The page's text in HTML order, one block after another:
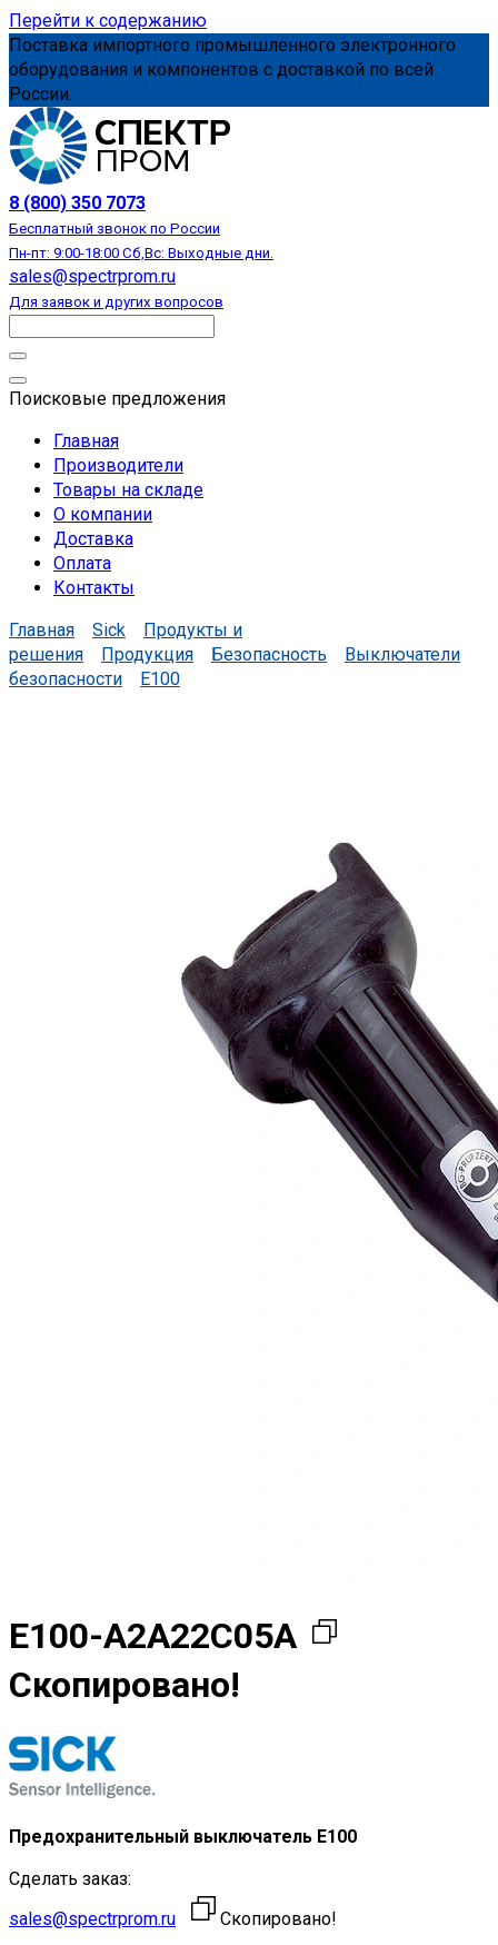
Перейти к содержанию
Поставка импортного промышленного электронного
оборудования и компонентов с доставкой по всей
России.
8 (800) 350 7073
Бесплатный звонок по России
Пн-пт: 9:00-18:00 Сб,Вс: Выходные дни.
sales@spectrprom.ru
Для заявок и других вопросов
Поисковые предложения
Главная
Производители
Товары на складе
О компании
Доставка
Оплата
Контакты
Главная
Sick
Продукты и
решения
Продукция Безопасность
Выключатели
безопасности
E100
E100-A2A22C05A
Скопировано!
Предохранительный выключатель E100
Сделать заказ:
sales@spectrprom.ru
Скопировано!